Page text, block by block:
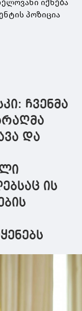
იქნება
პოზიცია
ჩვენმა
და
ის